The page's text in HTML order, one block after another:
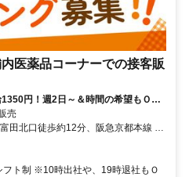
医薬品コーナーでの接客販
円！週2日～＆時間の希望もＯＫ
ます◎
売
田北口徒歩約12分、阪急京都本線 富
阪急京都本線 総持寺西口徒歩約16
ト制 ※10時出社や、19時退社もＯ